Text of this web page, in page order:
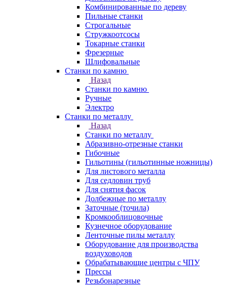
Комбинированные по дереву
Пильные станки
Строгальные
Стружкоотсосы
Токарные станки
Фрезерные
Шлифовальные
Станки по камню
Назад
Станки по камню
Ручные
Электро
Станки по металлу
Назад
Станки по металлу
Абразивно-отрезные станки
Гибочные
Гильотины (гильотинные ножницы)
Для листового металла
Для седловин труб
Для снятия фасок
Долбежные по металлу
Заточные (точила)
Кромкооблицовочные
Кузнечное оборудование
Ленточные пилы металлу
Оборудование для производства
воздуховодов
Обрабатывающие центры с ЧПУ
Прессы
Резьбонарезные